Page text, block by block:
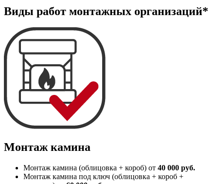
Виды работ монтажных организаций*
Монтаж камина
Монтаж камина (облицовка + короб) от 40 000 руб.
Монтаж камина под ключ (облицовка + короб +